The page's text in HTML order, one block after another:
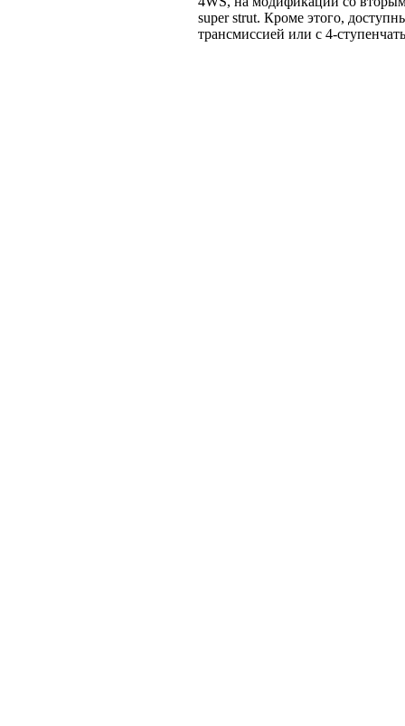
super strut. Кроме этого,
трансмиссией или с 4-